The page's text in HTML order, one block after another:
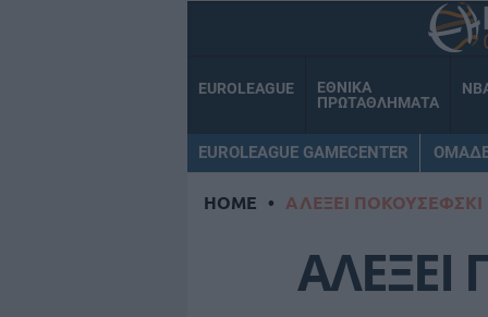
EUROLEAGUE
ΕΘΝΙΚΑ
ΠΡΩΤΑΘΛΗΜΑΤΑ
EUROLEAGUE GAMECENTER
HOME • ΑΛΕΞΕΙ ΠΟΚΟΥΣΕΦΣΚΙ
ΑΛΕΞΕΙ